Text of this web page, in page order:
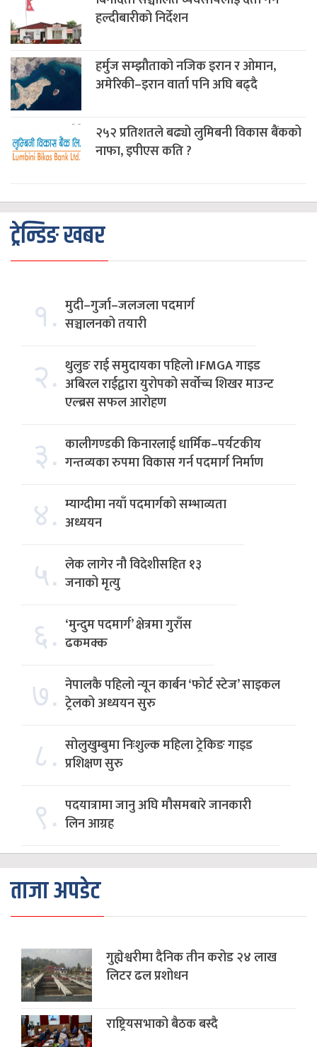
हल्दीबारीको निर्देशन
हर्मुज सम्झौताको नजिक इरान र ओमान,
अमेरिकी–इरान वार्ता पनि अघि बढ्दै
२५२ प्रतिशतले बढ्यो लुमिबनी विकास बैंकको
नाफा, इपीएस कति ?
ट्रेन्डिङ खबर
१. मुदी–गुर्जा–जलजला पदमार्ग
सञ्चालनको तयारी
२. थुलुङ राई समुदायका पहिलो IFMGA गाइड
अबिरल राईद्वारा युरोपको सर्वोच्च शिखर माउन्ट
एल्ब्रस सफल आरोहण
३. कालीगण्डकी किनारलाई धार्मिक–पर्यटकीय
गन्तव्यका रुपमा विकास गर्न पदमार्ग निर्माण
४. म्याग्दीमा नयाँ पदमार्गको सम्भाव्यता
अध्ययन
५. लेक लागेर नौ विदेशीसहित १३
जनाको मृत्यु
६. ‘मुन्दुम पदमार्ग’ क्षेत्रमा गुराँस
ढकमक्क
७. नेपालकै पहिलो न्यून कार्बन ‘फोर्ट स्टेज’ साइकल
ट्रेलको अध्ययन सुरु
८. सोलुखुम्बुमा निःशुल्क महिला ट्रेकिङ गाइड
प्रशिक्षण सुरु
९. पदयात्रामा जानु अघि मौसमबारे जानकारी
लिन आग्रह
ताजा अपडेट
गुह्येश्वरीमा दैनिक तीन करोड २४ लाख
लिटर ढल प्रशोधन
राष्ट्रियसभाको बैठक बस्दै